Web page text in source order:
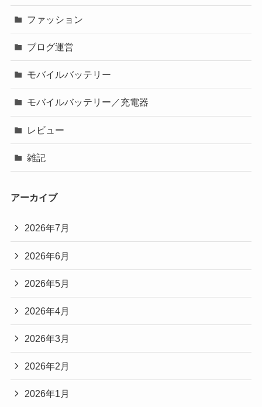
ファッション
ブログ運営
モバイルバッテリー
モバイルバッテリー／充電器
レビュー
雑記
アーカイブ
2026年7月
2026年6月
2026年5月
2026年4月
2026年3月
2026年2月
2026年1月